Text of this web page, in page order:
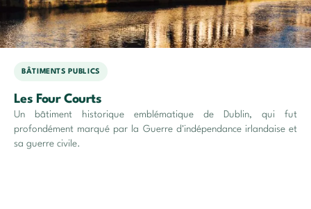
BÂTIMENTS PUBLICS
Les Four Courts
Un bâtiment historique emblématique de Dublin, qui fut
profondément marqué par la Guerre d'indépendance irlandaise et
sa guerre civile.